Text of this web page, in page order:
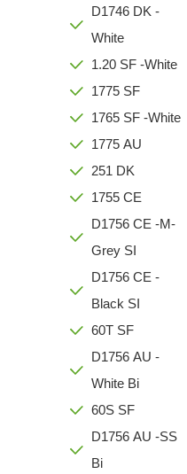
D1746 DK -
White
1.20 SF -White
1775 SF
1765 SF -White
1775 AU
251 DK
1755 CE
D1756 CE -M-
Grey SI
D1756 CE -
Black SI
60T SF
D1756 AU -
White Bi
60S SF
D1756 AU -SS
Bi